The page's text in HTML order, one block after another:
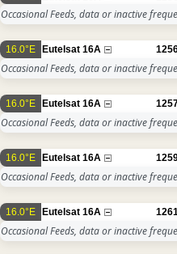
Occasional Feeds, data or inactive
16.0°E Eutelsat 16A
Occasional Feeds, data or inactive
16.0°E Eutelsat 16A
Occasional Feeds, data or inactive
16.0°E Eutelsat 16A
Occasional Feeds, data or inactive
16.0°E Eutelsat 16A
Occasional Feeds, data or inactive